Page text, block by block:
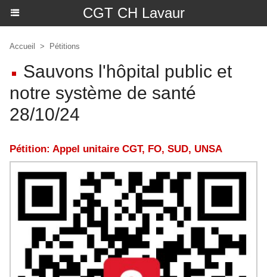
CGT CH Lavaur
Accueil > Pétitions
Sauvons l'hôpital public et
notre système de santé
28/10/24
Pétition: Appel unitaire CGT, FO, SUD, UNSA